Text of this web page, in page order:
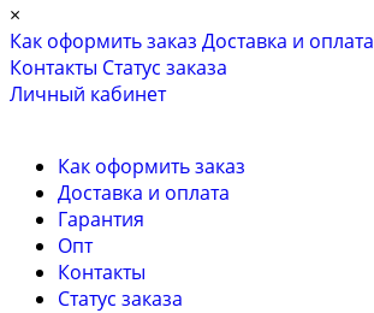
×
Как оформить заказ Доставка и оплата
Контакты Cтатус заказа
Личный кабинет
Как оформить заказ
Доставка и оплата
Гарантия
Опт
Контакты
Cтатус заказа